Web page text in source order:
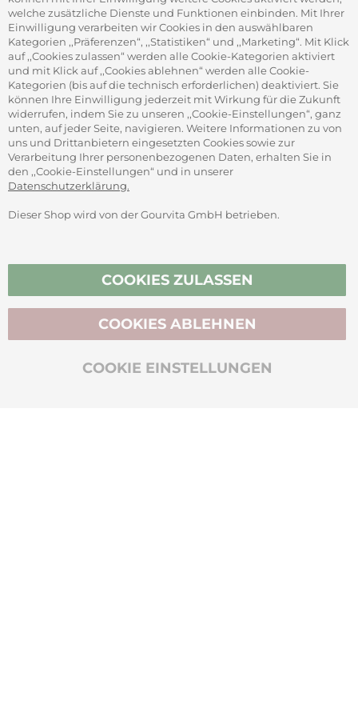
Gourvita GmbH
Adam-Opel-Str. 19
63322 Rödermark
SICHER ZAHLEN
Vertrag widerrufen
BIO-ZERTIFIZIERT
welche zusätzliche Dienste und Funktionen einbinden. Mit Ihrer
Einwilligung verarbeiten wir Cookies in den auswählbaren
Kategorien ,,Präferenzen“, ,,Statistiken“ und ,,Marketing“. Mit Klick
auf ,,Cookies zulassen“ werden alle Cookie-Kategorien aktiviert
und mit Klick auf ,,Cookies ablehnen“ werden alle Cookie-
Kategorien (bis auf die technisch erforderlichen) deaktiviert. Sie
können Ihre Einwilligung jederzeit mit Wirkung für die Zukunft
widerrufen, indem Sie zu unseren ,,Cookie-Einstellungen“, ganz
unten, auf jeder Seite, navigieren. Weitere Informationen zu von
uns und Drittanbietern eingesetzten Cookies sowie zur
Verarbeitung Ihrer personenbezogenen Daten, erhalten Sie in
den ,,Cookie-Einstellungen“ und in unserer
Datenschutzerklärung.
Dieser Shop wird von der Gourvita GmbH betrieben.
COOKIES ZULASSEN
COOKIE EINSTELLUNGEN
COOKIES ABLEHNEN